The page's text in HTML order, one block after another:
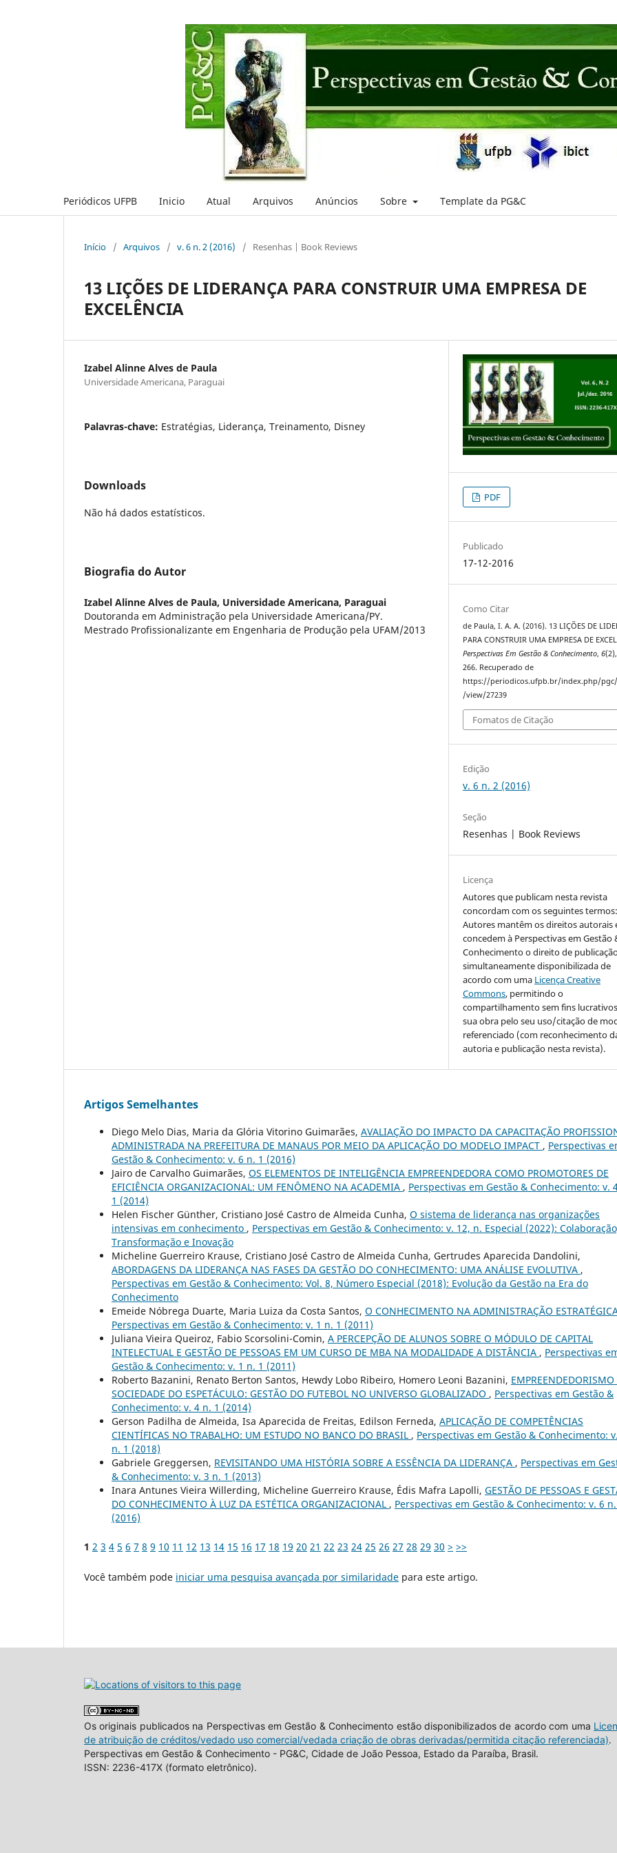
Periódicos UFPB Inicio Atual Arquivos Anúncios Sobre Template da PG&C
Início / Arquivos / v. 6 n. 2 (2016) / Resenhas | Book Reviews
13 LIÇÕES DE LIDERANÇA PARA CONSTRUIR UMA EMPRESA DE
EXCELÊNCIA
Izabel Alinne Alves de Paula
Universidade Americana, Paraguai
Palavras-chave: Estratégias, Liderança, Treinamento, Disney
Downloads
Não há dados estatísticos.
Biografia do Autor
Izabel Alinne Alves de Paula, Universidade Americana, Paraguai
Doutoranda em Administração pela Universidade Americana/PY.
Mestrado Profissionalizante em Engenharia de Produção pela UFAM/2013
PDF
Publicado
17-12-2016
Como Citar
de Paula, I. A. A. (2016). 13 LIÇÕES DE
PARA CONSTRUIR UMA EMPRESA DE
Perspectivas Em Gestão & Conhecimento,6
266. Recuperado de
https://periodicos.ufpb.br/index.php/
/view/27239
Fomatos de Citação
Edição
v. 6 n. 2 (2016)
Seção
Resenhas | Book Reviews
Licença
Autores que publicam nesta revista
concordam com os seguintes
Autores mantêm os direitos autorais
concedem à Perspectivas em Gestão
Conhecimento o direito de
simultaneamente disponibilizada de
acordo com uma Licença Creative
Commons, permitindo o
compartilhamento sem fins
sua obra pelo seu uso/citação de
referenciado (com reconhecimento
autoria e publicação nesta revista).
Artigos Semelhantes
Diego Melo Dias, Maria da Glória Vitorino Guimarães, AVALIAÇÃO DO IMPACTO DA CAPACITAÇÃO
ADMINISTRADA NA PREFEITURA DE MANAUS POR MEIO DA APLICAÇÃO DO MODELO IMPACT , Perspectivas
Gestão & Conhecimento: v. 6 n. 1 (2016)
Jairo de Carvalho Guimarães, OS ELEMENTOS DE INTELIGÊNCIA EMPREENDEDORA COMO PROMOTORES DE
EFICIÊNCIA ORGANIZACIONAL: UM FENÔMENO NA ACADEMIA , Perspectivas em Gestão & Conhecimento: v.
1 (2014)
Helen Fischer Günther, Cristiano José Castro de Almeida Cunha, O sistema de liderança nas organizações
intensivas em conhecimento , Perspectivas em Gestão & Conhecimento: v. 12, n. Especial (2022):
Transformação e Inovação
Micheline Guerreiro Krause, Cristiano José Castro de Almeida Cunha, Gertrudes Aparecida Dandolini,
ABORDAGENS DA LIDERANÇA NAS FASES DA GESTÃO DO CONHECIMENTO: UMA ANÁLISE EVOLUTIVA ,
Perspectivas em Gestão & Conhecimento: Vol. 8, Número Especial (2018): Evolução da Gestão na Era do
Conhecimento
Emeide Nóbrega Duarte, Maria Luiza da Costa Santos, O CONHECIMENTO NA ADMINISTRAÇÃO
Perspectivas em Gestão & Conhecimento: v. 1 n. 1 (2011)
Juliana Vieira Queiroz, Fabio Scorsolini-Comin, A PERCEPÇÃO DE ALUNOS SOBRE O MÓDULO DE CAPITAL
INTELECTUAL E GESTÃO DE PESSOAS EM UM CURSO DE MBA NA MODALIDADE A DISTÂNCIA , Perspectivas
Gestão & Conhecimento: v. 1 n. 1 (2011)
Roberto Bazanini, Renato Berton Santos, Hewdy Lobo Ribeiro, Homero Leoni Bazanini,
SOCIEDADE DO ESPETÁCULO: GESTÃO DO FUTEBOL NO UNIVERSO GLOBALIZADO , Perspectivas em Gestão &
Conhecimento: v. 4 n. 1 (2014)
Gerson Padilha de Almeida, Isa Aparecida de Freitas, Edilson Ferneda, APLICAÇÃO DE COMPETÊNCIAS
CIENTÍFICAS NO TRABALHO: UM ESTUDO NO BANCO DO BRASIL , Perspectivas em Gestão & Conhecimento:
n. 1 (2018)
Gabriele Greggersen, REVISITANDO UMA HISTÓRIA SOBRE A ESSÊNCIA DA LIDERANÇA , Perspectivas em
& Conhecimento: v. 3 n. 1 (2013)
Inara Antunes Vieira Willerding, Micheline Guerreiro Krause, Édis Mafra Lapolli, GESTÃO DE PESSOAS E
DO CONHECIMENTO À LUZ DA ESTÉTICA ORGANIZACIONAL , Perspectivas em Gestão & Conhecimento: v. 6 n.
(2016)
1 2 3 4 5 6 7 8 9 10 11 12 13 14 15 16 17 18 19 20 21 22 23 24 25 26 27 28 29 30 > >>
Você também pode iniciar uma pesquisa avançada por similaridade para este artigo.
Os originais publicados na Perspectivas em Gestão & Conhecimento estão disponibilizados de acordo com uma
de atribuição de créditos/vedado uso comercial/vedada criação de obras derivadas/permitida citação referenciada).
Perspectivas em Gestão & Conhecimento - PG&C, Cidade de João Pessoa, Estado da Paraíba, Brasil.
ISSN: 2236-417X (formato eletrônico).